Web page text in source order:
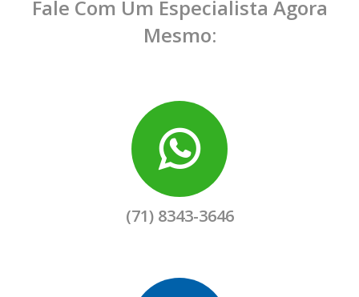
Fale Com Um Especialista Agora
Mesmo:
(71) 8343-3646